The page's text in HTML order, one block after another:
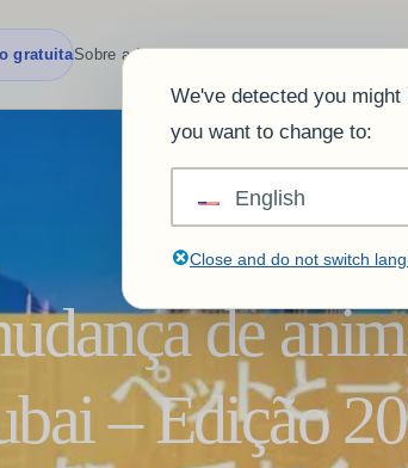
gratuitaSobre a PetAirJPNequipeserviçoEncargos.O
de
– Edição
We've detected you
you want to change to:
English
Close and do not switch